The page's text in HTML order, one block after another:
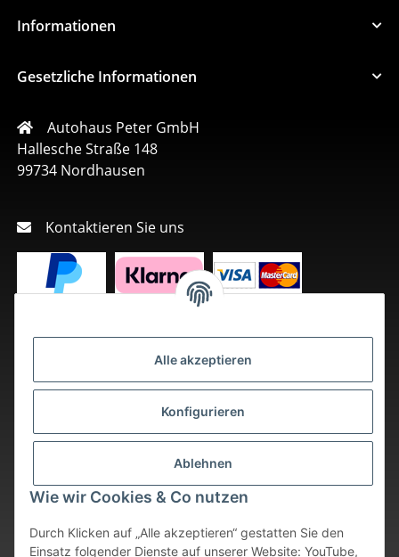
Alle akzeptieren
Konfigurieren
Ablehnen
Wie wir Cookies & Co nutzen
Durch Klicken auf „Alle akzeptieren“ gestatten Sie den
Einsatz folgender Dienste auf unserer Website: YouTube,
Informationen
Gesetzliche Informationen
Autohaus Peter GmbH
Hallesche Straße 148
99734 Nordhausen
Kontaktieren Sie uns